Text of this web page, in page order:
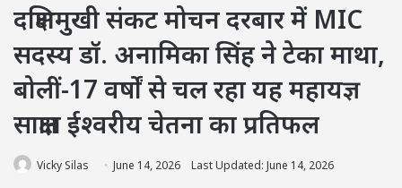
दक्षिणमुखी संकट मोचन दरबार में MIC
सदस्य डॉ. अनामिका सिंह ने टेका माथा,
बोलीं-17 वर्षों से चल रहा यह महायज्ञ
साक्षात ईश्वरीय चेतना का प्रतिफल
Vicky Silas June 14, 2026 Last Updated: June 14, 2026